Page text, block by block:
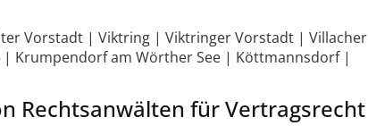
Vorstadt | Viktring | Viktringer Vorstadt | Villacher
Krumpendorf am Wörther See | Köttmannsdorf |
Rechtsanwälten für Vertragsrecht